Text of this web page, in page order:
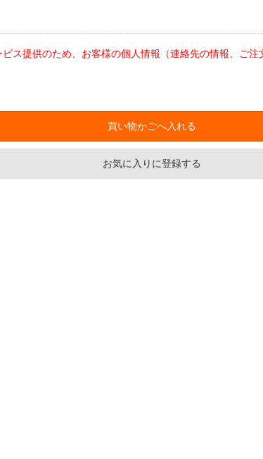
ス提供のため、お客様の個人情報（連絡先の情報、ご
お気に入りに登録する